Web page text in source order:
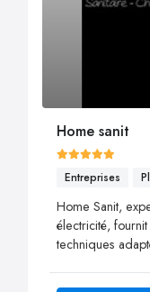
Home sanit
Entreprises
Home Sanit,
électricité,
techniques